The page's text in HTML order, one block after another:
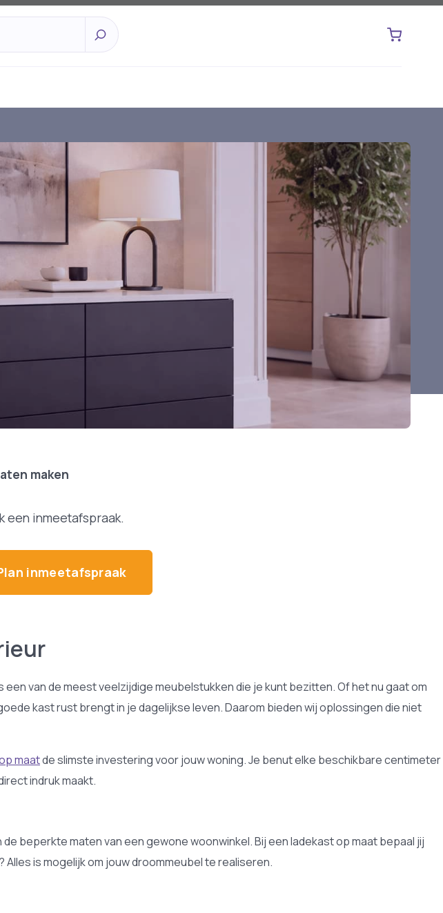
maken
een inmeetafspraak.
inmeetafspraak
een van de meest veelzijdige meubelstukken die je kunt bezitten. Of het nu gaat om
kast rust brengt in je dagelijkse leven. Daarom bieden wij oplossingen die niet
maatde slimste investering voor jouw woning. Je benut elke beschikbare centimeter
indruk maakt.
beperkte maten van een gewone woonwinkel. Bij een ladekast op maat bepaal jij
is mogelijk om jouw droommeubel te realiseren.